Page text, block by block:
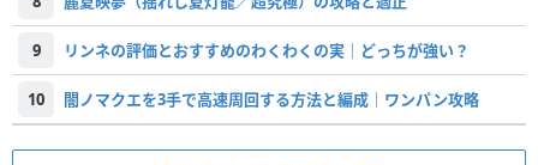
9 リンネの評価とおすすめのわくわくの実｜どっちが強い？
10 闇ノマクエを3手で高速周回する方法と編成｜ワンパン攻略